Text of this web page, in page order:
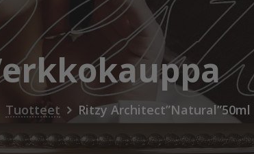
Tuotteet Ritzy Architect”Natural”50ml